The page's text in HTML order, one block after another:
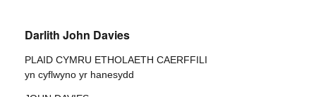
Darlith John Davies
PLAID CYMRU ETHOLAETH CAERFFILI
yn cyflwyno yr hanesydd